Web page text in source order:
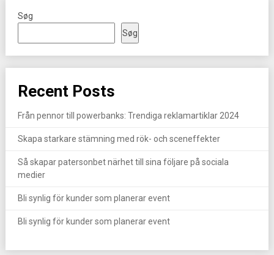
Søg
Søg
Recent Posts
Från pennor till powerbanks: Trendiga reklamartiklar 2024
Skapa starkare stämning med rök- och sceneffekter
Så skapar patersonbet närhet till sina följare på sociala
medier
Bli synlig för kunder som planerar event
Bli synlig för kunder som planerar event